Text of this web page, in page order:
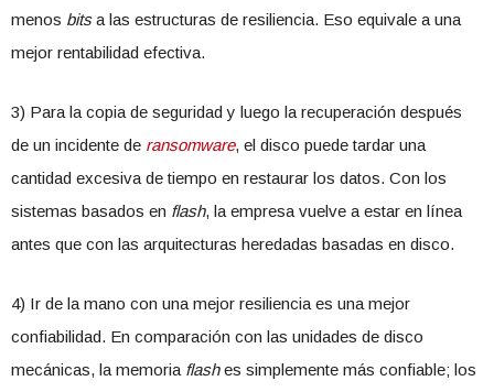
menos bitsa las estructuras de resiliencia. Eso equivale a una
mejor rentabilidad efectiva.
3) Para la copia de seguridad y luego la recuperación después
de un incidente de ransomware, el disco puede tardar una
cantidad excesiva de tiempo en restaurar los datos. Con los
sistemas basados en flash, la empresa vuelve a estar en línea
antes que con las arquitecturas heredadas basadas en disco.
4) Ir de la mano con una mejor resiliencia es una mejor
confiabilidad. En comparación con las unidades de disco
mecánicas, la memoria flashes simplemente más confiable; los